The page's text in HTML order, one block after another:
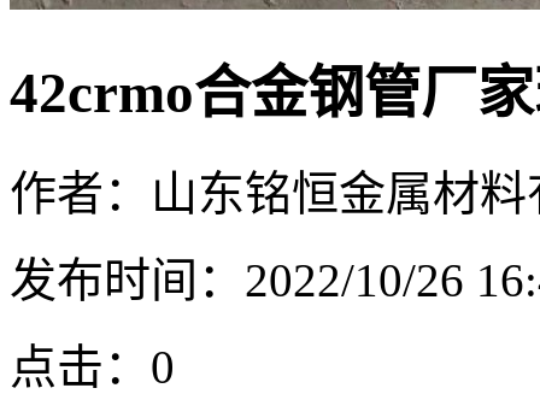
42crmo合金钢管厂
作者：山东铭恒金属材
发布时间：2022/10/26
点击： 0